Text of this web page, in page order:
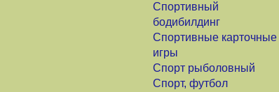
Спортивный
бодибилдинг
Спортивные карточные
игры
Спорт рыболовный
Спорт, футбол